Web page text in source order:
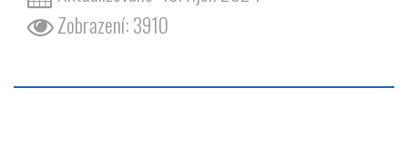
Zobrazení: 3910